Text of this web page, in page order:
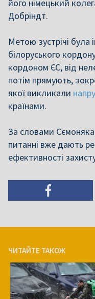
його німецький
Добріндт.
Метою зустрічі була
білоруського
кордоном ЄС, від
потім прямують,
якої викликали
країнами.
За словами
питанні вже дають
ефективності
ЧИТАЙТЕ ТАКОЖ